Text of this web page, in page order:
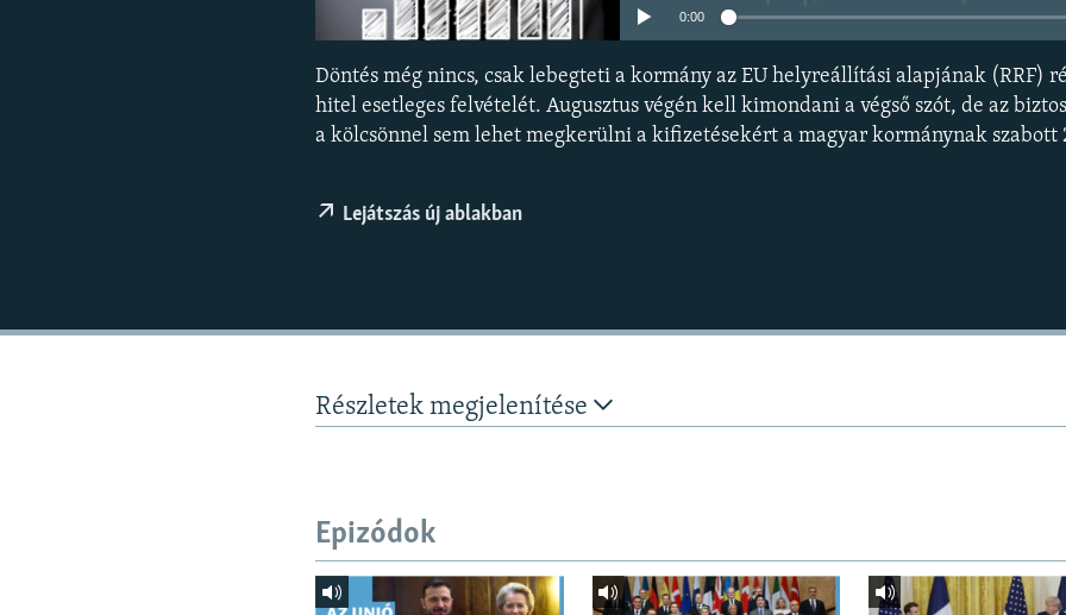
0:00
Döntés még nincs, csak lebegteti a kormány az EU helyreállítási alapjának (RRF)
hitel esetleges felvételét. Augusztus végén kell kimondani a végső szót, de az
a kölcsönnel sem lehet megkerülni a kifizetésekért a magyar kormánynak szabott
Lejátszás új ablakban
Részletek megjelenítése
Epizódok